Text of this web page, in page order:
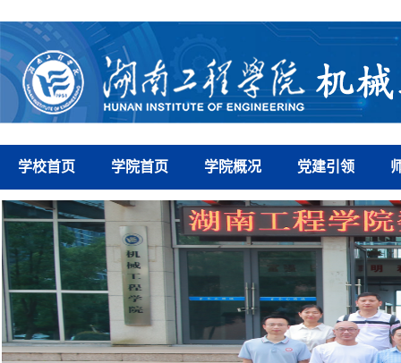
学校首页 学院首页 学院概况 党建引领